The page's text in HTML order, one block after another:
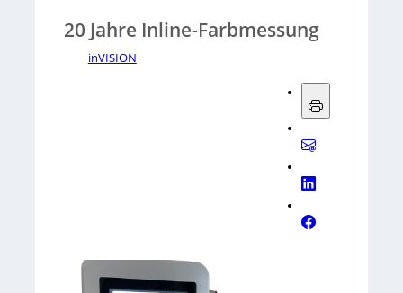
20 Jahre Inline-Farbmessung
inVISION